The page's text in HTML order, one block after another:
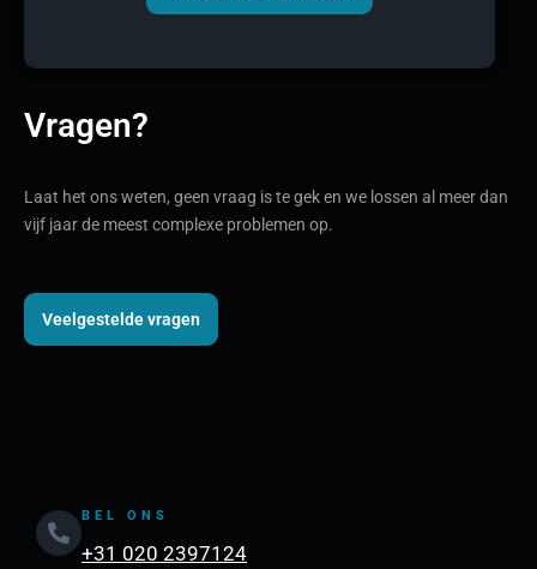
Vragen?
Laat het ons weten, geen vraag is te gek en we lossen al meer dan
vijf jaar de meest complexe problemen op.
Veelgestelde vragen
BEL ONS
+31 020 2397124